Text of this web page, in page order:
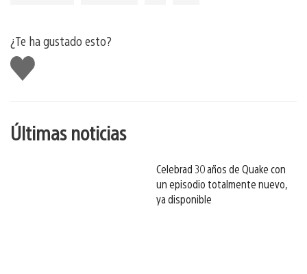
¿Te ha gustado esto?
Me
gusta
Últimas noticias
Celebrad 30 años de Quake con
un episodio totalmente nuevo,
ya disponible